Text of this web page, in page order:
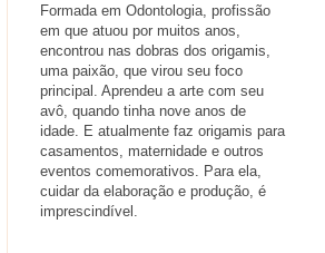
Formada em Odontologia, profissão
em que atuou por muitos anos,
encontrou nas dobras dos origamis,
uma paixão, que virou seu foco
principal. Aprendeu a arte com seu
avô, quando tinha nove anos de
idade. E atualmente faz origamis para
casamentos, maternidade e outros
eventos comemorativos. Para ela,
cuidar da elaboração e produção, é
imprescindível.